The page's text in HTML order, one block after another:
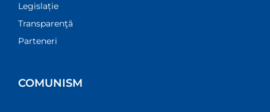
Legislație
Transparenţă
Parteneri
COMUNISM